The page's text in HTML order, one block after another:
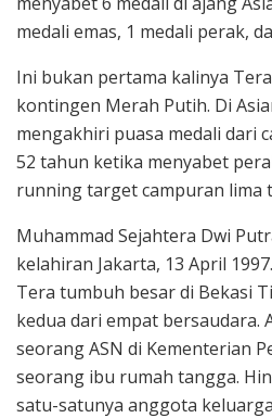
medali emas, 1 medali perak,
Ini bukan pertama kalinya
kontingen Merah Putih. Di
mengakhiri puasa medali dari
52 tahun ketika menyabet
running target campuran lima
Muhammad Sejahtera Dwi
kelahiran Jakarta, 13 April
Tera tumbuh besar di Bekasi
kedua dari empat bersaudara.
seorang ASN di Kementerian
seorang ibu rumah tangga.
satu-satunya anggota